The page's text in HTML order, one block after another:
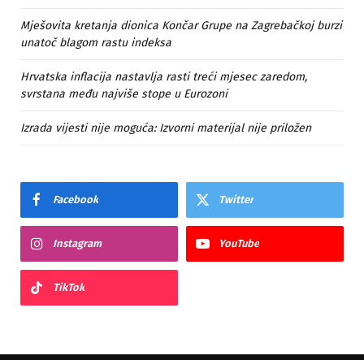
Mješovita kretanja dionica Končar Grupe na Zagrebačkoj burzi
unatoč blagom rastu indeksa
Hrvatska inflacija nastavlja rasti treći mjesec zaredom,
svrstana među najviše stope u Eurozoni
Izrada vijesti nije moguća: Izvorni materijal nije priložen
Facebook Twitter
Instagram YouTube
TikTok